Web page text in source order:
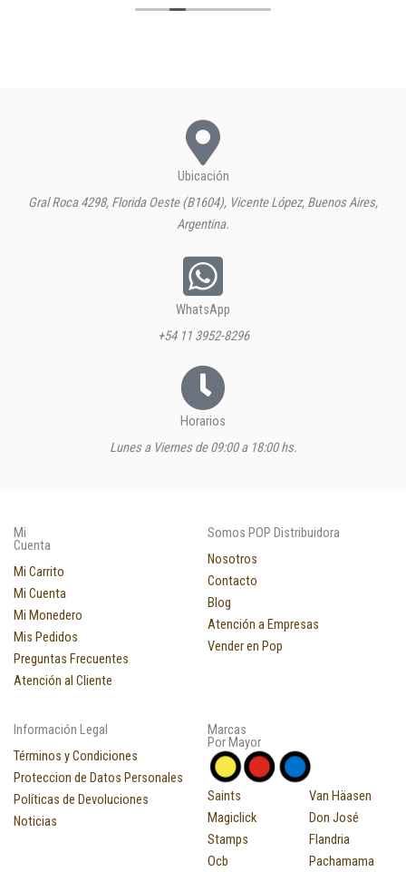
Ubicación
Gral Roca 4298, Florida Oeste (B1604), Vicente López, Buenos Aires,
Argentina.
WhatsApp
+54 11 3952-8296
Horarios
Lunes a Viernes de 09:00 a 18:00 hs.
Mi
Cuenta
Mi Carrito
Mi Cuenta
Mi Monedero
Mis Pedidos
Preguntas Frecuentes
Atención al Cliente
Somos POP Distribuidora
Nosotros
Contacto
Blog
Atención a Empresas
Vender en Pop
Información Legal
Términos y Condiciones
Proteccion de Datos Personales
Políticas de Devoluciones
Noticias
Marcas
Por Mayor
Saints
Magiclick
Stamps
Ocb
Van Häasen
Don José
Flandria
Pachamama